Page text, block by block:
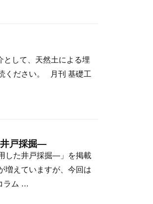
として、天然土による埋
ください。 月刊 基礎工
戸採掘―
した井戸採掘―」を掲載
増えていますが、今回は
ラム …